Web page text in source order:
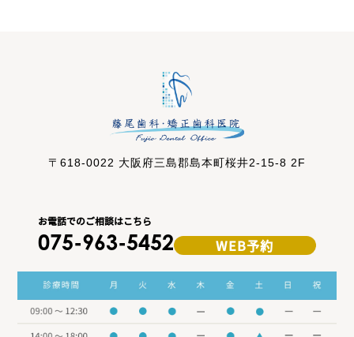
〒618-0022 大阪府三島郡島本町桜井2-15-8 2F
お電話でのご相談はこちら
075-963-5452 WEB予約